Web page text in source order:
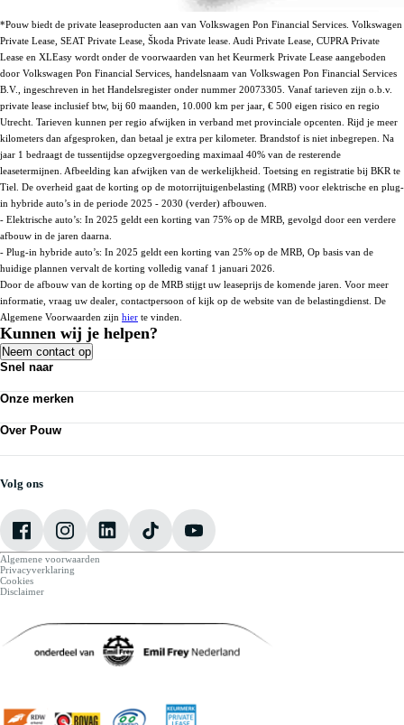
*Pouw biedt de private leaseproducten aan van Volkswagen Pon Financial Services. Volkswagen
Private Lease, SEAT Private Lease, Škoda Private lease. Audi Private Lease, CUPRA Private
Lease en XLEasy wordt onder de voorwaarden van het Keurmerk Private Lease aangeboden
door Volkswagen Pon Financial Services, handelsnaam van Volkswagen Pon Financial Services
B.V., ingeschreven in het Handelsregister onder nummer 20073305. Vanaf tarieven zijn o.b.v.
private lease inclusief btw, bij 60 maanden, 10.000 km per jaar, € 500 eigen risico en regio
Utrecht. Tarieven kunnen per regio afwijken in verband met provinciale opcenten. Rijd je meer
kilometers dan afgesproken, dan betaal je extra per kilometer. Brandstof is niet inbegrepen. Na
jaar 1 bedraagt de tussentijdse opzegvergoeding maximaal 40% van de resterende
leasetermijnen. Afbeelding kan afwijken van de werkelijkheid. Toetsing en registratie bij BKR te
Tiel. De overheid gaat de korting op de motorrijtuigenbelasting (MRB) voor elektrische en plug-
in hybride auto’s in de periode 2025 - 2030 (verder) afbouwen.
- Elektrische auto’s: In 2025 geldt een korting van 75% op de MRB, gevolgd door een verdere
afbouw in de jaren daarna.
- Plug-in hybride auto’s: In 2025 geldt een korting van 25% op de MRB, Op basis van de
huidige plannen vervalt de korting volledig vanaf 1 januari 2026.
Door de afbouw van de korting op de MRB stijgt uw leaseprijs de komende jaren. Voor meer
informatie, vraag uw dealer, contactpersoon of kijk op de website van de belastingdienst. De
Algemene Voorwaarden zijn hier te vinden.
Kunnen wij je helpen?
Neem contact op
Snel naar
Bedrijfswagens
Kennisbank
Vestigingen
Onze merken
Audi
Škoda
VW Bedrijfswagens
Over Pouw
Vacatures
Mijn Pouw
Volg ons
Algemene voorwaarden
Privacyverklaring
Cookies
Disclaimer